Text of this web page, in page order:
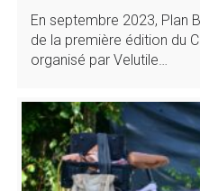
En septembre 2023, Plan
de la première édition du
organisé par Velutile…